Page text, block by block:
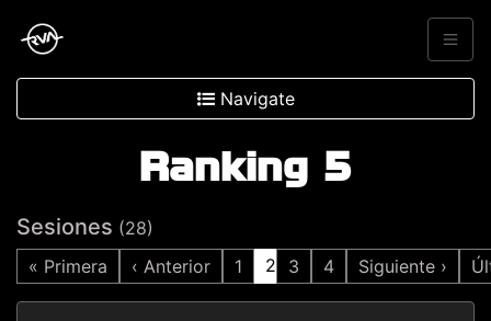
Navigate
Ranking 5
Sesiones (28)
« Primera
‹ Anterior 1 2 3 4 Siguiente ›